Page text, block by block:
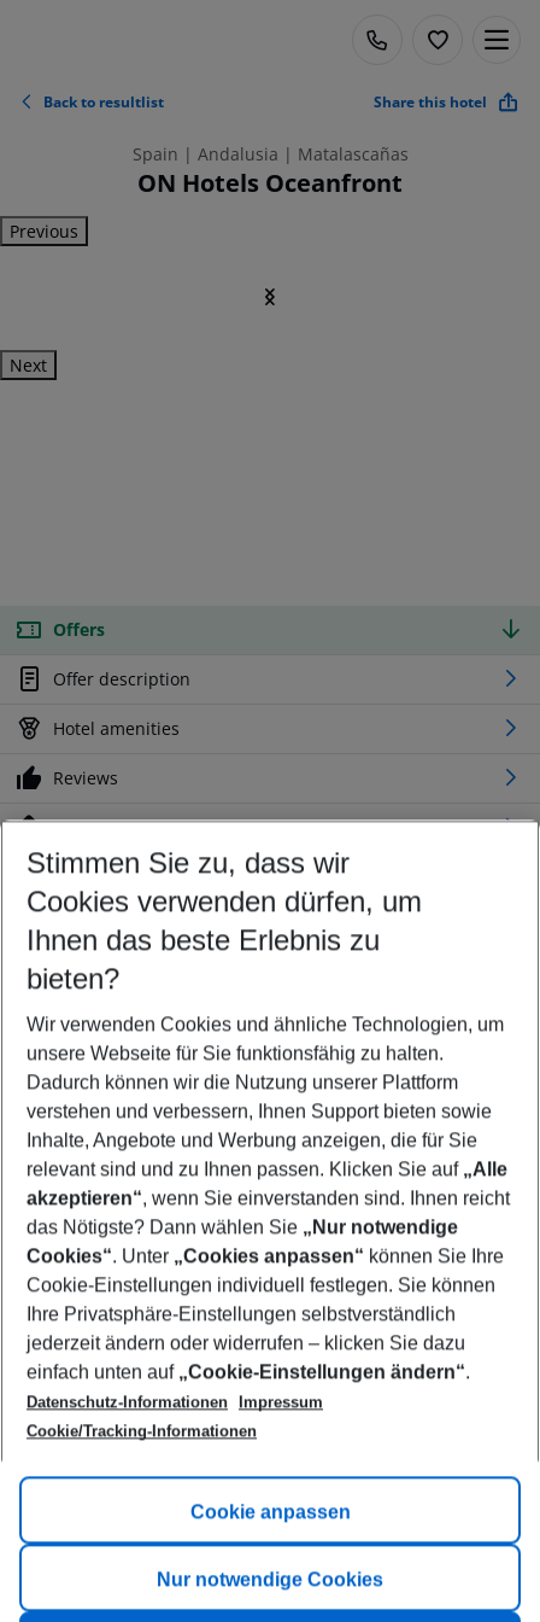
Back to resultlist Share this hotel
Spain | Andalusia | Matalascañas
ON Hotels Oceanfront
Previous
Next
Offers
Offer description
Hotel amenities
Reviews
Location
Customize your offer
Find the perfect deal which suits your best
Your departure airport
Any airport
Select your date range
10/08/26–08/08/27 5-8 nights
Who will travel
2 adults No children
Show more filter
Footer
Footer navigation
Title A
Link A
Stimmen Sie zu, dass wir
Cookies verwenden dürfen, um
Ihnen das beste Erlebnis zu
bieten?
Wir verwenden Cookies und ähnliche Technologien, um
unsere Webseite für Sie funktionsfähig zu halten.
Dadurch können wir die Nutzung unserer Plattform
verstehen und verbessern, Ihnen Support bieten sowie
Inhalte, Angebote und Werbung anzeigen, die für Sie
relevant sind und zu Ihnen passen. Klicken Sie auf „Alle
akzeptieren“, wenn Sie einverstanden sind. Ihnen reicht
das Nötigste? Dann wählen Sie „Nur notwendige
Cookies“. Unter „Cookies anpassen“ können Sie Ihre
Cookie-Einstellungen individuell festlegen. Sie können
Ihre Privatsphäre-Einstellungen selbstverständlich
jederzeit ändern oder widerrufen – klicken Sie dazu
einfach unten auf „Cookie-Einstellungen ändern“.
Datenschutz-Informationen
Impressum
Cookie/Tracking-Informationen
Cookie anpassen
Nur notwendige Cookies